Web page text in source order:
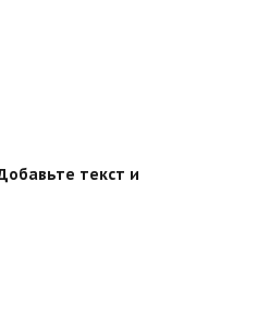
текст и